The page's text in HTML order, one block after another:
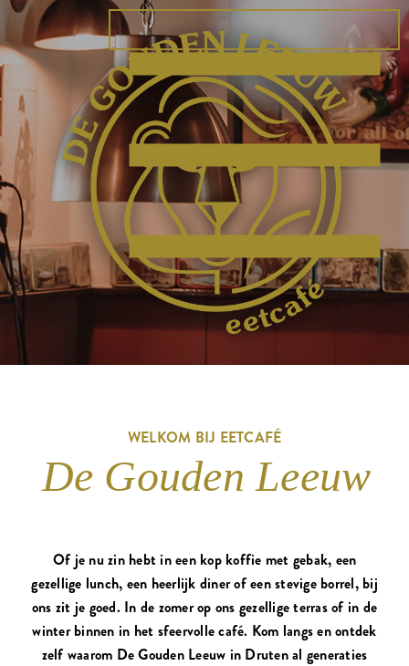
WELKOM BIJ EETCAFÉ
De Gouden Leeuw
Of je nu zin hebt in een kop koffie met gebak, een
gezellige lunch, een heerlijk diner of een stevige borrel, bij
ons zit je goed. In de zomer op ons gezellige terras of in de
winter binnen in het sfeervolle café. Kom langs en ontdek
zelf waarom De Gouden Leeuw in Druten al generaties